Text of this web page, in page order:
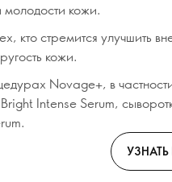
молодости кожи.
кто стремится улучшить
кожи.
Novage+, в
Intense Serum,